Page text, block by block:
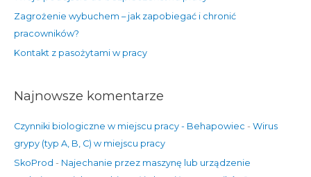
Zagrożenie wybuchem – jak zapobiegać i chronić
pracowników?
Kontakt z pasożytami w pracy
Najnowsze komentarze
Czynniki biologiczne w miejscu pracy - Behapowiec - Wirus
grypy (typ A, B, C) w miejscu pracy
SkoProd - Najechanie przez maszynę lub urządzenie